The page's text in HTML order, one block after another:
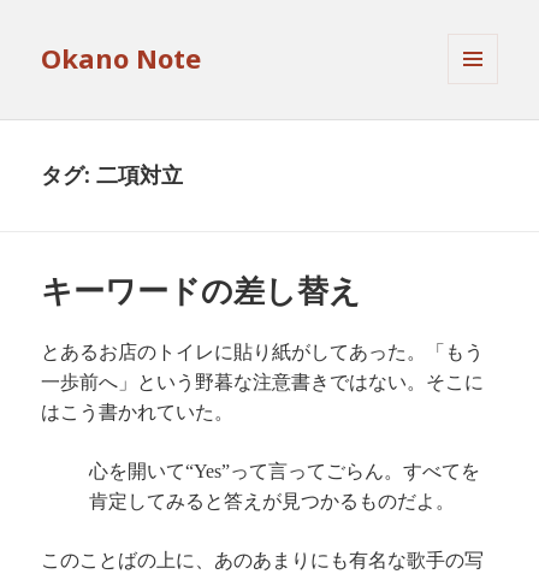
Okano Note
ーとウ
タグ:二項対立
キーワードの差し替え
とあるお店のトイレに貼り紙がしてあった。「もう
一歩前へ」という野暮な注意書きではない。そこに
はこう書かれていた。
心を開いて“Yes”って言ってごらん。すべてを
肯定してみると答えが見つかるものだよ。
このことばの上に、あのあまりにも有名な歌手の写